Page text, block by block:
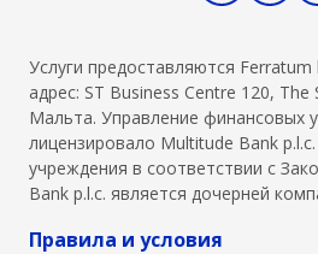
Услуги предоставляются
адрес: ST Business Centre 120, The
Мальта. Управление финансовых
лицензировало Multitude Bank
учреждения в соответствии с
Bank p.l.c. является дочерней
Правила и условия